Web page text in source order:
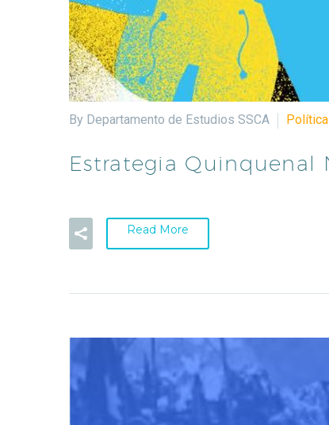
By Departamento de Estudios SSCA
Estrategia Quinquenal
Read More